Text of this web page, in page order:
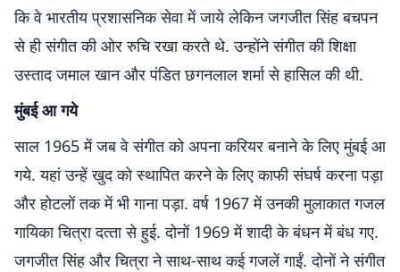
कि वे भारतीय प्रशासनिक सेवा में जाये लेकिन जगजीत सिंह बचपन
से ही संगीत की ओर रुचि रखा करते थे. उन्‍होंने संगीत की शिक्षा
उस्ताद जमाल खान और पंडित छगनलाल शर्मा से हासिल की थी.
मुंबई आ गये
साल 1965 में जब वे संगीत को अपना करियर बनाने के लिए मुंबई आ
गये. यहां उन्हें खुद को स्‍थापित करने के लिए काफी संघर्ष करना पड़ा
और होटलों तक में भी गाना पड़ा. वर्ष 1967 में उनकी मुलाकात गजल
गायिका चित्रा दत्‍ता से हुई. दोनों 1969 में शादी के बंधन में बंध गए.
जगजीत सिंह और चित्रा ने साथ-साथ कई गजलें गाईं. दोनों ने संगीत